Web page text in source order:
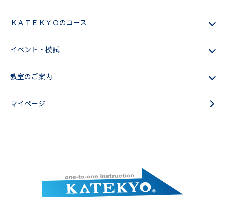
ＫＡＴＥＫＹＯのコース
イベント・模試
教室のご案内
マイページ